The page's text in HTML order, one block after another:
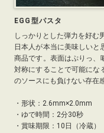
EGG型パスタ
しっかりとした弾力を好む
日本人が本当に美味しいと
商品です。表面はぷりっ、
対称にすることで可能にな
のソースにも負けない存在
・ 形状：2.6mm×2.0mm
・ ゆで時間：2分30秒
・ 賞味期限：10日（冷蔵）